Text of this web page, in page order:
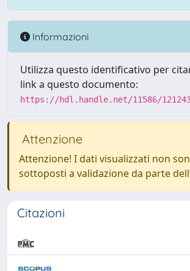
Informazioni
Utilizza questo identificativo per
link a questo documento:
https://hdl.handle.net/11586/
Attenzione
Attenzione! I dati visualizzati non
sottoposti a validazione da parte
Citazioni